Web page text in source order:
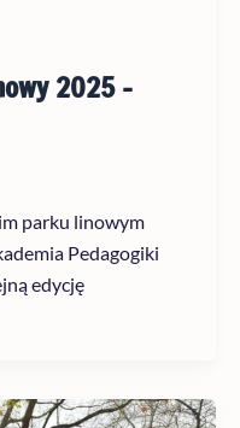
2025 –
parku linowym
Pedagogiki
edycję